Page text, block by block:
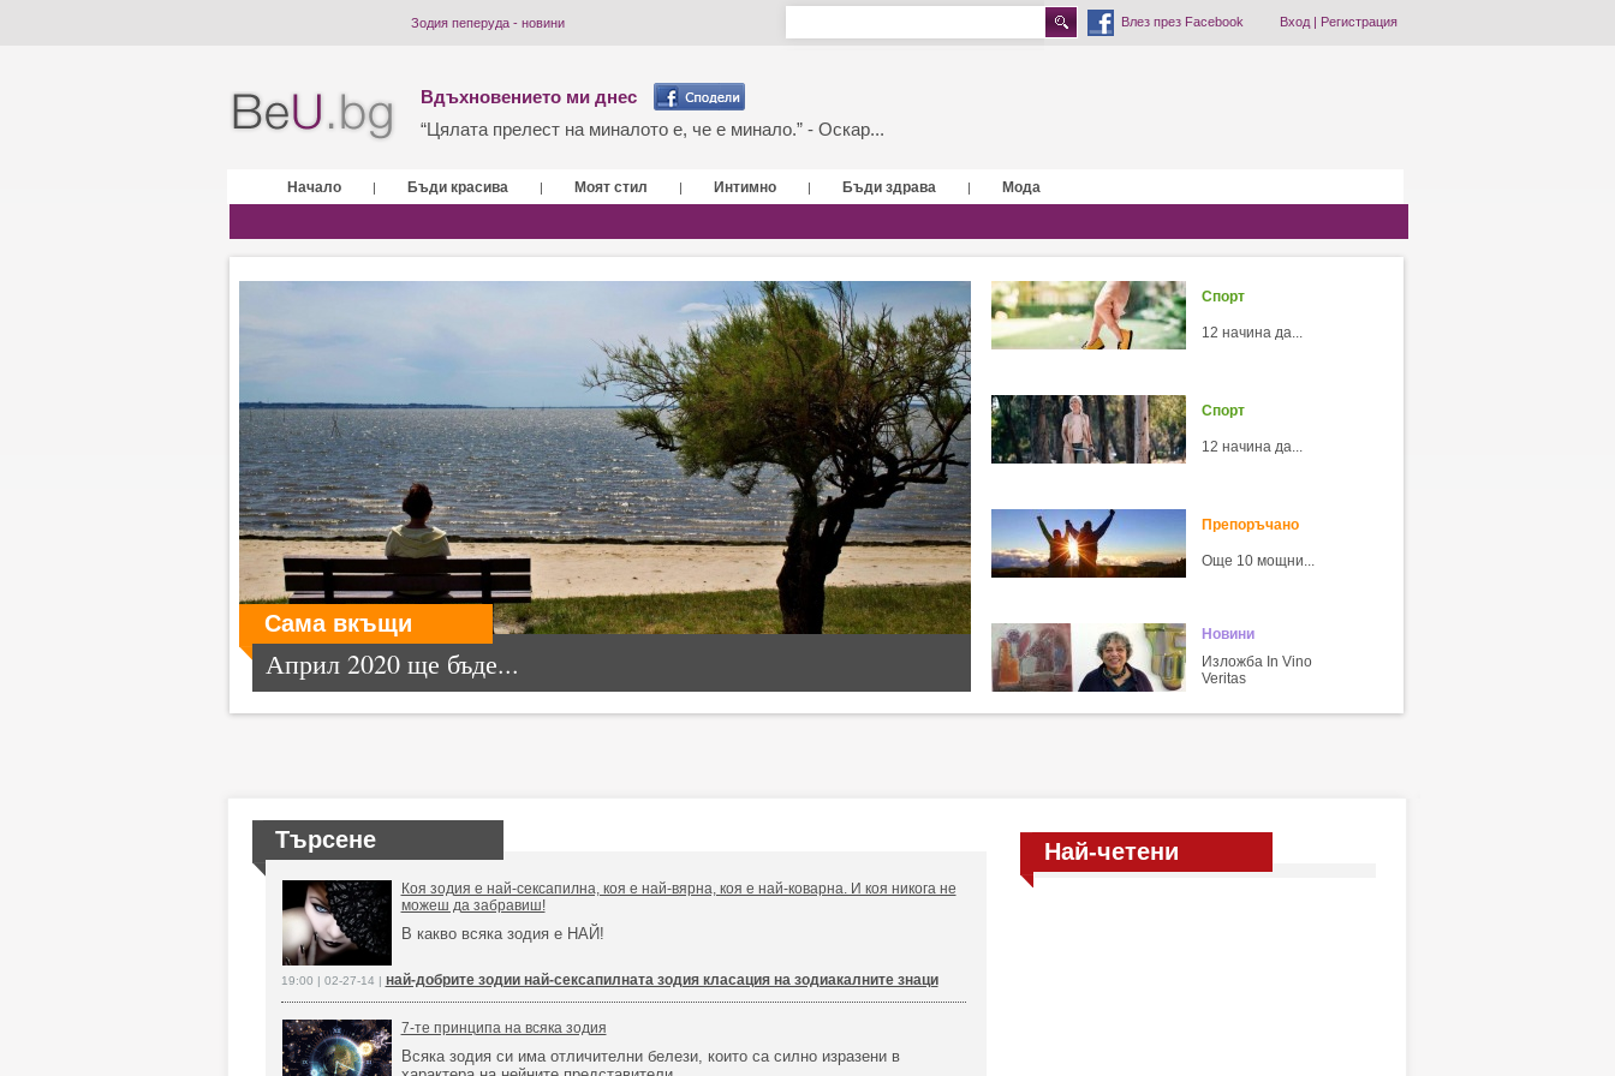
Зодия пеперуда - новини Влез през Facebook Вход| Регистрация
Вдъхновението ми днес
“Цялата прелест на миналото е, че е минало.” - Оскар...
Начало | Бъди красива | Моят стил | Интимно | Бъди здрава | Мода
Сама вкъщи
Април 2020 ще бъде...
Спорт
12 начина да...
Спорт
12 начина да...
Препоръчано
Още 10 мощни...
Новини
Изложба In Vino
Veritas
Търсене
Коя зодия е най-сексапилна, коя е най-вярна, коя е най-коварна. И коя никога не
можеш да забравиш!
В какво всяка зодия е НАЙ!
19:00 | 02-27-14 | най-добрите зодии най-сексапилната зодия класация на зодиакалните знаци
7-те принципа на всяка зодия
Всяка зодия си има отличителни белези, които са силно изразени в
Най-четени